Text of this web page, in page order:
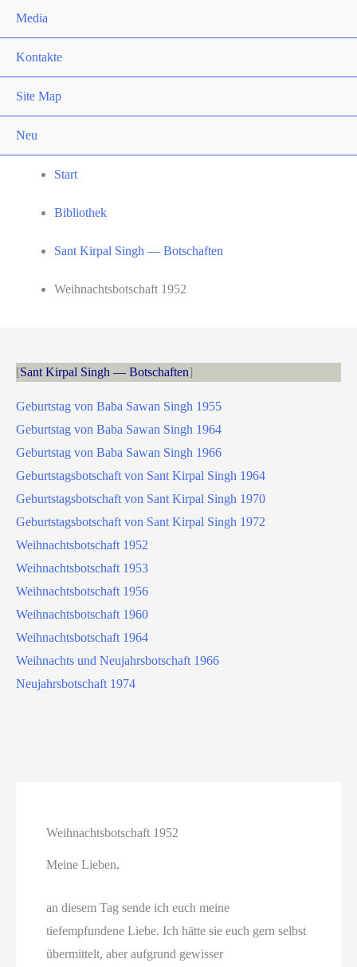
Media
Kontakte
Site Map
Neu
Start
Bibliothek
Sant Kirpal Singh — Botschaften
Weihnachtsbotschaft 1952
Sant Kirpal Singh — Botschaften
Geburtstag von Baba Sawan Singh 1955
Geburtstag von Baba Sawan Singh 1964
Geburtstag von Baba Sawan Singh 1966
Geburtstagsbotschaft von Sant Kirpal Singh 1964
Geburtstagsbotschaft von Sant Kirpal Singh 1970
Geburtstagsbotschaft von Sant Kirpal Singh 1972
Weihnachtsbotschaft 1952
Weihnachtsbotschaft 1953
Weihnachtsbotschaft 1956
Weihnachtsbotschaft 1960
Weihnachtsbotschaft 1964
Weihnachts und Neujahrsbotschaft 1966
Neujahrsbotschaft 1974
Weihnachtsbotschaft 1952
Meine Lieben,
an diesem Tag sende ich euch meine
tiefempfundene Liebe. Ich hätte sie euch gern selbst
übermittelt, aber aufgrund gewisser